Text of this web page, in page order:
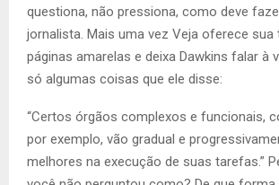
questiona, não pressiona, como deve
jornalista. Mais uma vez Veja oferece sua
páginas amarelas e deixa Dawkins falar à
só algumas coisas que ele disse:
“Certos órgãos complexos e funcionais,
por exemplo, vão gradual e
melhores na execução de suas tarefas.”